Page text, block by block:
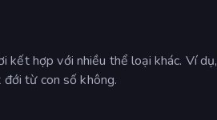
kết hợp với nhiều thể loại khác. Ví dụ,
từ con số không.